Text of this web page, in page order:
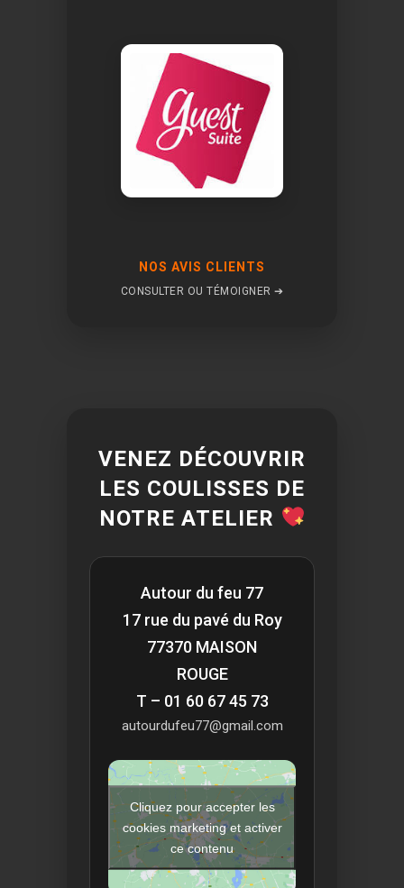
NOS AVIS CLIENTS
CONSULTER OU TÉMOIGNER ➔
VENEZ DÉCOUVRIR
LES COULISSES DE
NOTRE ATELIER
Autour du feu 77
17 rue du pavé du Roy
77370 MAISON
ROUGE
T – 01 60 67 45 73
autourdufeu77@gmail.com
Cliquez pour accepter les
cookies marketing et activer
ce contenu